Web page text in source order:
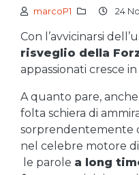
marcoP1 24
Con l’avvicinarsi
risveglio della
appassionati cresce
A quanto pare, anche
folta schiera di
sorprendentemente
nel celebre motore
le parole a long